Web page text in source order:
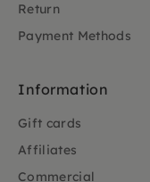
Return
Payment Methods
Information
Gift cards
Affiliates
Commercial